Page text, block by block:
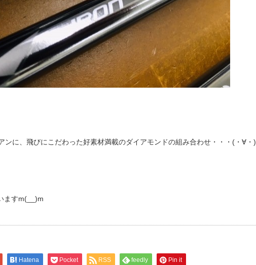
ンに、飛びにこだわった好素材満載のダイアモンドの組み合わせ・・・(・∀・)
ますm(__)m
Hatena Pocket RSS feedly Pin it